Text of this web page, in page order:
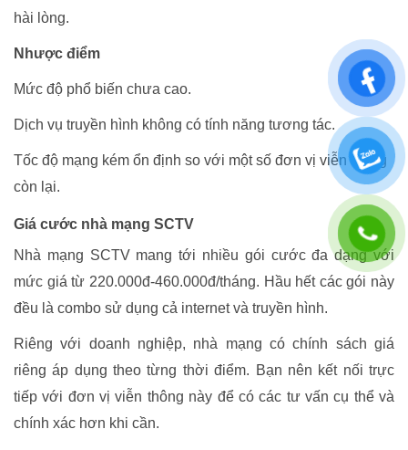
hài lòng.
Nhược điểm
Mức độ phổ biến chưa cao.
Dịch vụ truyền hình không có tính năng tương tác.
Tốc độ mạng kém ổn định so với một số đơn vị viễn thông
còn lại.
Giá cước nhà mạng SCTV
Nhà mạng SCTV mang tới nhiều gói cước đa dạng với
mức giá từ 220.000đ-460.000đ/tháng. Hầu hết các gói này
đều là combo sử dụng cả internet và truyền hình.
Riêng với doanh nghiệp, nhà mạng có chính sách giá
riêng áp dụng theo từng thời điểm. Bạn nên kết nối trực
tiếp với đơn vị viễn thông này để có các tư vấn cụ thể và
chính xác hơn khi cần.